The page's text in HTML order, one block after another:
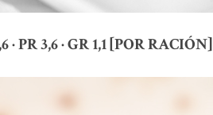
· PR 3,6 · GR 1,1 [POR RACIÓN]